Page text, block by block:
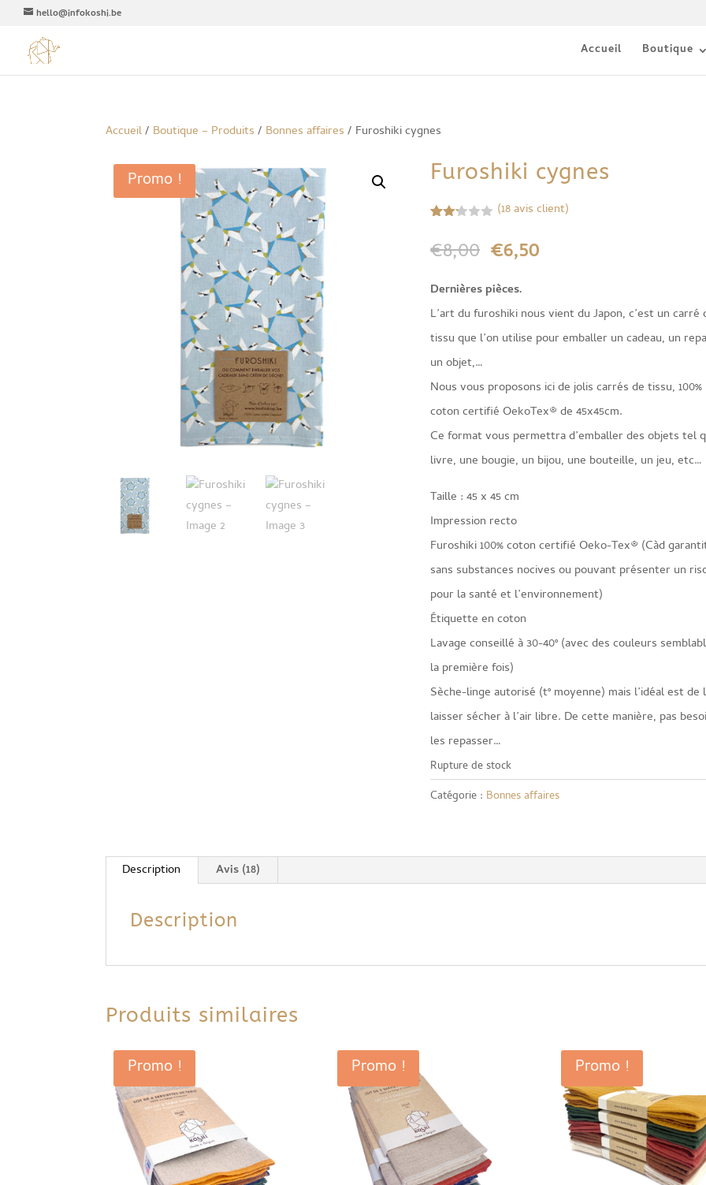
hello@infokoshi.be
Accueil Boutique
Accueil/ Boutique – Produits / Bonnes affaires / Furoshiki cygnes
Promo ! Furoshiki cygnes
sur
é
notati
client
(18avis client)
€8,00 Le
prix
initial
était :
€8,00.
€6,50
actuel
est :
€6,50.
Dernières pièces.
L’art du furoshiki nous vient du Japon, c’est un carré
tissu que l’on utilise pour emballer un cadeau, un
un objet,…
Nous vous proposons ici de jolis carrés de tissu, 100%
coton certifié OekoTex® de 45x45cm.
Ce format vous permettra d’emballer des objets tel
livre, une bougie, un bijou, une bouteille, un jeu, etc…
Taille : 45 x 45 cm
Impression recto
Furoshiki 100% coton certifié Oeko-Tex® (Càd
sans substances nocives ou pouvant présenter un
pour la santé et l’environnement)
Étiquette en coton
Lavage conseillé à 30-40° (avec des couleurs
la première fois)
Sèche-linge autorisé (t° moyenne) mais l’idéal est de
laisser sécher à l’air libre. De cette manière, pas
les repasser…
Rupture de stock
Catégorie : Bonnes affaires
Description Avis (18)
Description
Produits similaires
Promo ! Promo ! Promo !